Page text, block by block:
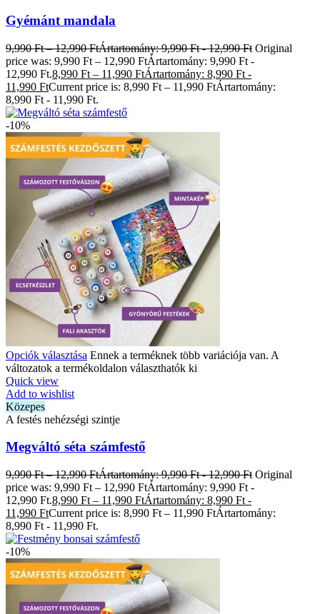
Gyémánt mandala
9,990Ft – 12,990FtÁrtartomány: 9,990 Ft - 12,990 Ft Original
price was: 9,990 Ft – 12,990 FtÁrtartomány: 9,990 Ft -
12,990 Ft.8,990 Ft – 11,990 FtÁrtartomány: 8,990 Ft -
11,990 FtCurrent price is: 8,990 Ft – 11,990 FtÁrtartomány:
8,990 Ft - 11,990 Ft.
-10%
Opciók választása Ennek a terméknek több variációja van. A
változatok a termékoldalon választhatók ki
Quick view
Add to wishlist
Közepes
A festés nehézségi szintje
Megváltó séta számfestő
9,990Ft – 12,990FtÁrtartomány: 9,990 Ft - 12,990 Ft Original
price was: 9,990 Ft – 12,990 FtÁrtartomány: 9,990 Ft -
12,990 Ft.8,990 Ft – 11,990 FtÁrtartomány: 8,990 Ft -
11,990 FtCurrent price is: 8,990 Ft – 11,990 FtÁrtartomány:
8,990 Ft - 11,990 Ft.
-10%